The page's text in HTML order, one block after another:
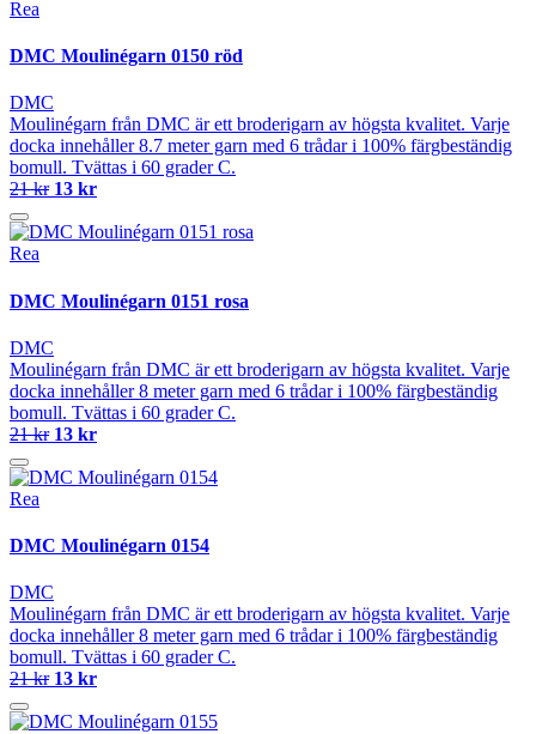
Rea
DMC Moulinégarn 0150 röd
DMC
Moulinégarn från DMC är ett broderigarn av högsta kvalitet. Varje
docka innehåller 8.7 meter garn med 6 trådar i 100% färgbeständig
bomull. Tvättas i 60 grader C.
21 kr 13 kr
Rea
DMC Moulinégarn 0151 rosa
DMC
Moulinégarn från DMC är ett broderigarn av högsta kvalitet. Varje
docka innehåller 8 meter garn med 6 trådar i 100% färgbeständig
bomull. Tvättas i 60 grader C.
21 kr 13 kr
Rea
DMC Moulinégarn 0154
DMC
Moulinégarn från DMC är ett broderigarn av högsta kvalitet. Varje
docka innehåller 8 meter garn med 6 trådar i 100% färgbeständig
bomull. Tvättas i 60 grader C.
21 kr 13 kr